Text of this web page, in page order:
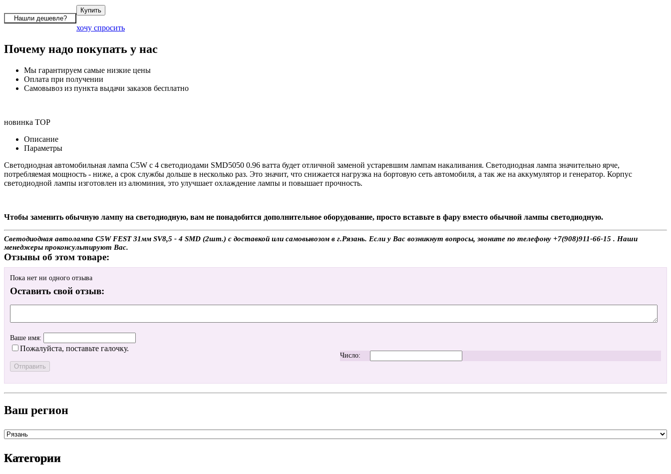
хочу спросить
Почему надо покупать у нас
Мы гарантируем самые низкие цены
Оплата при получении
Самовывоз из пункта выдачи заказов бесплатно
новинка TOP
Описание
Параметры
Светодиодная автомобильная лампа C5W с 4 светодиодами SMD5050 0.96 ватта будет отличной заменой устаревшим лампам накаливания. Светодиодная лампа значительно ярче,
потребляемая мощность - ниже, а срок службы дольше в несколько раз. Это значит, что снижается нагрузка на бортовую сеть автомобиля, а так же на аккумулятор и генератор. Корпус
светодиодной лампы изготовлен из алюминия, это улучшает охлаждение лампы и повышает прочность.
Чтобы заменить обычную лампу на светодиодную, вам не понадобится дополнительное оборудование, просто вставьте в фару вместо обычной лампы светодиодную.
Светодиодная автолампа C5W FEST 31мм SV8,5 - 4 SMD (2шт.) с доставкой или самовывозом в г.Рязань. Если у Вас возникнут вопросы, звоните по телефону +7(908)911-66-15 . Наши
менеджеры проконсультируют Вас.
Отзывы об этом товаре:
Пока нет ни одного отзыва
Оставить свой отзыв:
Ваше имя:
Пожалуйста, поставьте галочку.
Число:
Ваш регион
Категории